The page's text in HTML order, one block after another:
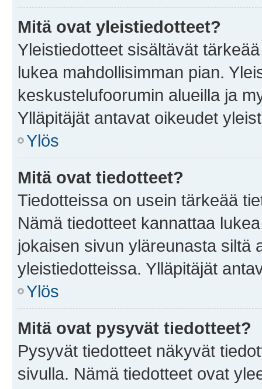
Mitä ovat yleistiedotteet?
Yleistiedotteet sisältävät
lukea mahdollisimman pian.
keskustelufoorumin alueilla ja
Ylläpitäjät antavat oikeudet
Ylös
Mitä ovat tiedotteet?
Tiedotteissa on usein tärkeää
Nämä tiedotteet kannattaa
jokaisen sivun yläreunasta siltä
yleistiedotteissa. Ylläpitäjät
Ylös
Mitä ovat pysyvät tiedotteet?
Pysyvät tiedotteet näkyvät
sivulla. Nämä tiedotteet ovat